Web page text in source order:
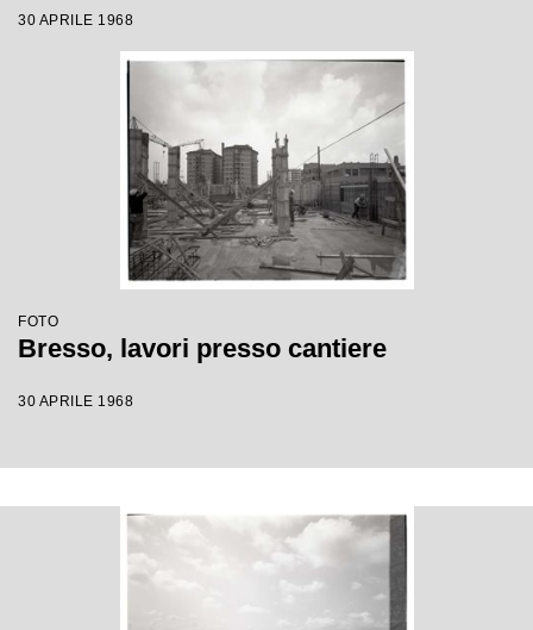
30 APRILE 1968
FOTO
Bresso, lavori presso cantiere
30 APRILE 1968